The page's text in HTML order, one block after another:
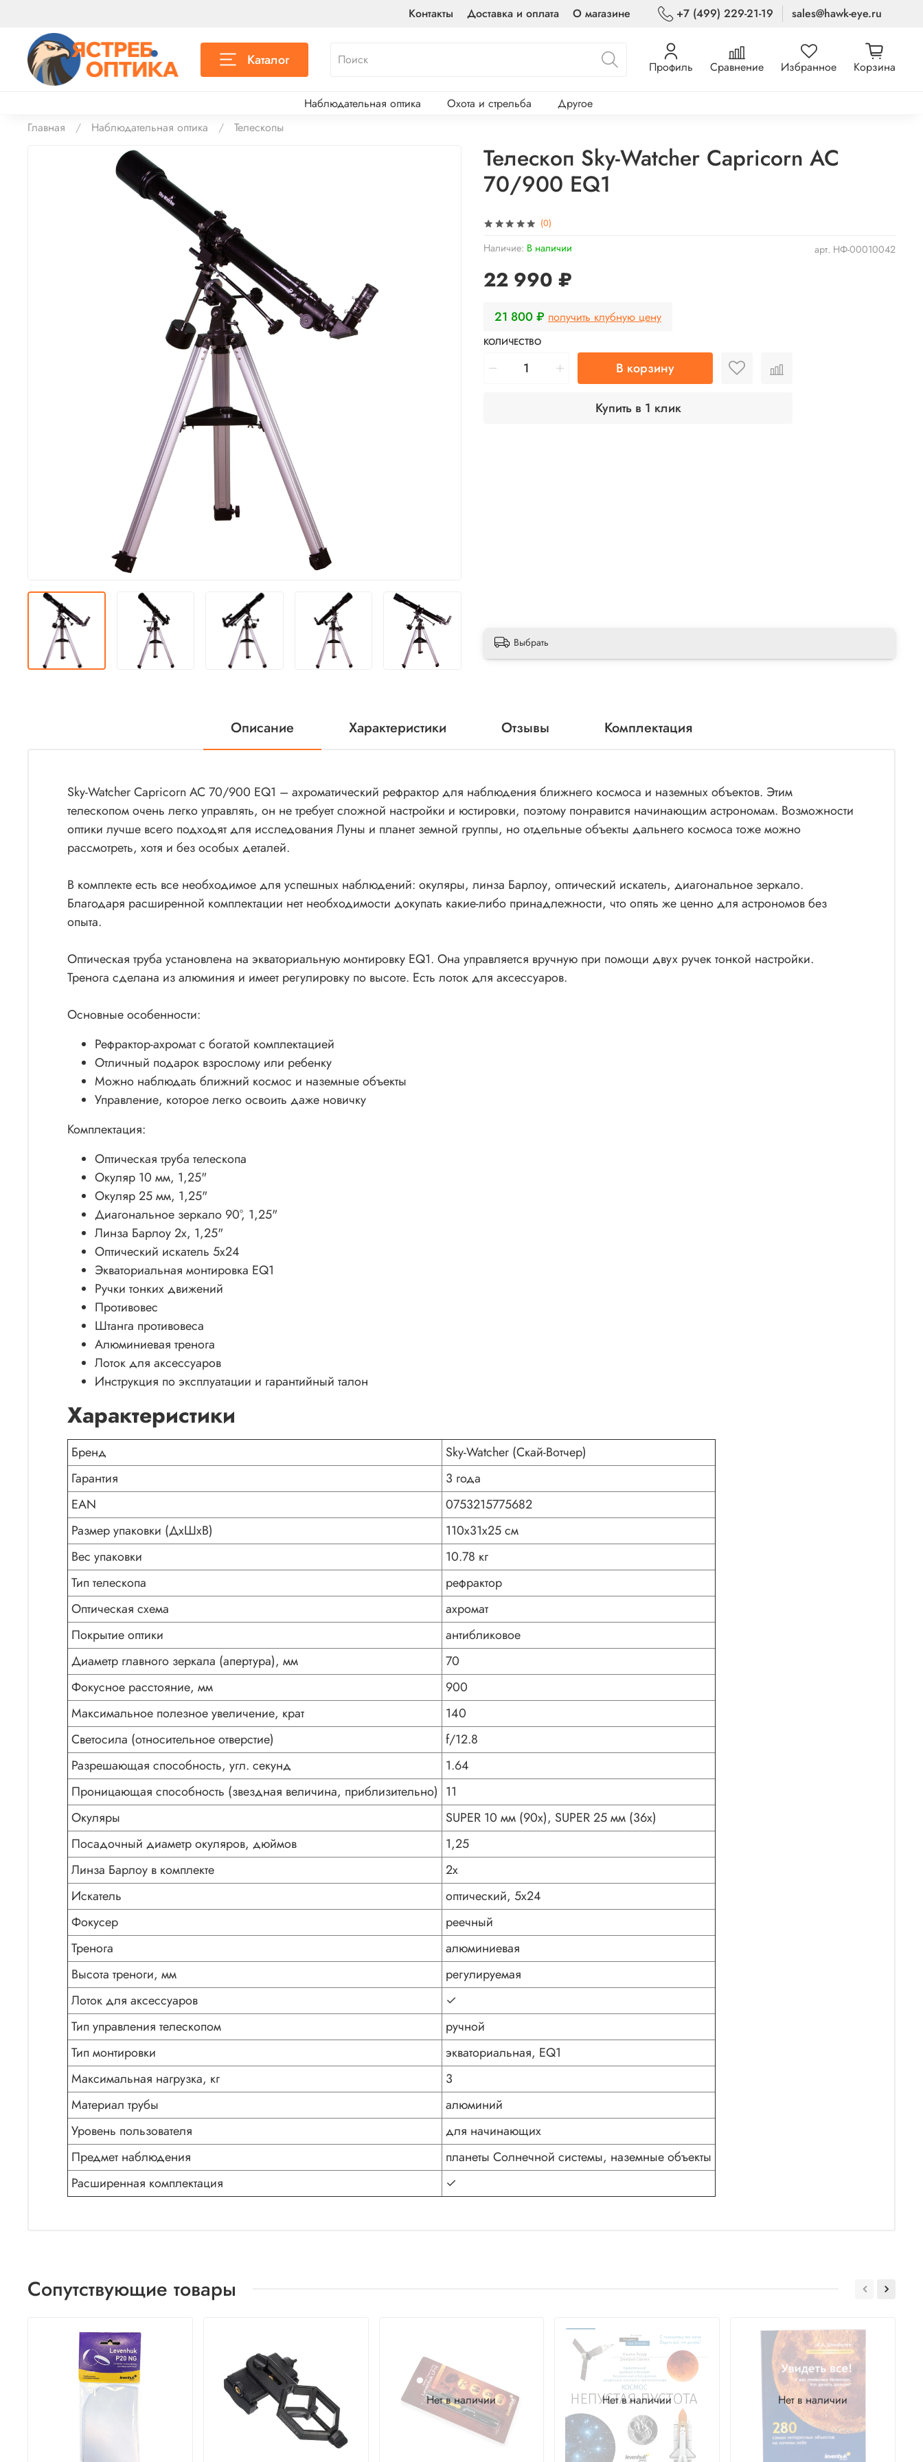
Контакты Доставка и оплата О магазине +7 (499) 229-21-19 sales@hawk-eye.ru
Каталог Профиль Сравнение Избранное Корзина
Наблюдательная оптика Охота и стрельба
Другое
Главная
Наблюдательная оптика Телескопы
(0)
арт. НФ-00010042
Наличие: В наличии
Телескоп Sky-Watcher Capricorn AC
70/900 EQ1
22 990 ₽
21 800 ₽ получить клубную цену
КОЛИЧЕСТВО
В корзину
Купить в 1 клик
Выбрать
Описание Характеристики Отзывы Комплектация
Sky-Watcher Capricorn AC 70/900 EQ1 – ахроматический рефрактор для наблюдения ближнего космоса и наземных объектов. Этим
телескопом очень легко управлять, он не требует сложной настройки и юстировки, поэтому понравится начинающим астрономам. Возможности
оптики лучше всего подходят для исследования Луны и планет земной группы, но отдельные объекты дальнего космоса тоже можно
рассмотреть, хотя и без особых деталей.
В комплекте есть все необходимое для успешных наблюдений: окуляры, линза Барлоу, оптический искатель, диагональное зеркало.
Благодаря расширенной комплектации нет необходимости докупать какие-либо принадлежности, что опять же ценно для астрономов без
опыта.
Оптическая труба установлена на экваториальную монтировку EQ1. Она управляется вручную при помощи двух ручек тонкой настройки.
Тренога сделана из алюминия и имеет регулировку по высоте. Есть лоток для аксессуаров.
Основные особенности:
Рефрактор-ахромат с богатой комплектацией
Отличный подарок взрослому или ребенку
Можно наблюдать ближний космос и наземные объекты
Управление, которое легко освоить даже новичку
Комплектация:
Оптическая труба телескопа
Окуляр 10 мм, 1,25"
Окуляр 25 мм, 1,25"
Диагональное зеркало 90°, 1,25"
Линза Барлоу 2х, 1,25"
Оптический искатель 5x24
Экваториальная монтировка EQ1
Ручки тонких движений
Противовес
Штанга противовеса
Алюминиевая тренога
Лоток для аксессуаров
Инструкция по эксплуатации и гарантийный талон
Характеристики
Бренд
Sky-Watcher (Скай-Вотчер)
Гарантия
3 года
EAN
0753215775682
Размер упаковки (ДxШxВ)
110x31x25 см
Вес упаковки
10.78 кг
Тип телескопа
рефрактор
Оптическая схема
ахромат
Покрытие оптики
антибликовое
Диаметр главного зеркала (апертура), мм
70
Фокусное расстояние, мм
900
Максимальное полезное увеличение, крат
140
Светосила (относительное отверстие)
f/12.8
Разрешающая способность, угл. секунд
1.64
Проницающая способность (звездная величина, приблизительно) 11
Окуляры
SUPER 10 мм (90x), SUPER 25 мм (36x)
Посадочный диаметр окуляров, дюймов
1,25
Линза Барлоу в комплекте
2х
Искатель
оптический, 5x24
Фокусер
реечный
Тренога
алюминиевая
Высота треноги, мм
регулируемая
Лоток для аксессуаров
✓
Тип управления телескопом
ручной
Тип монтировки
экваториальная, EQ1
Максимальная нагрузка, кг
3
Материал трубы
алюминий
Уровень пользователя
для начинающих
Предмет наблюдения
планеты Солнечной системы, наземные объекты
Расширенная комплектация
✓
Сопутствующие товары
Нет в наличии Нет в наличии Нет в наличии